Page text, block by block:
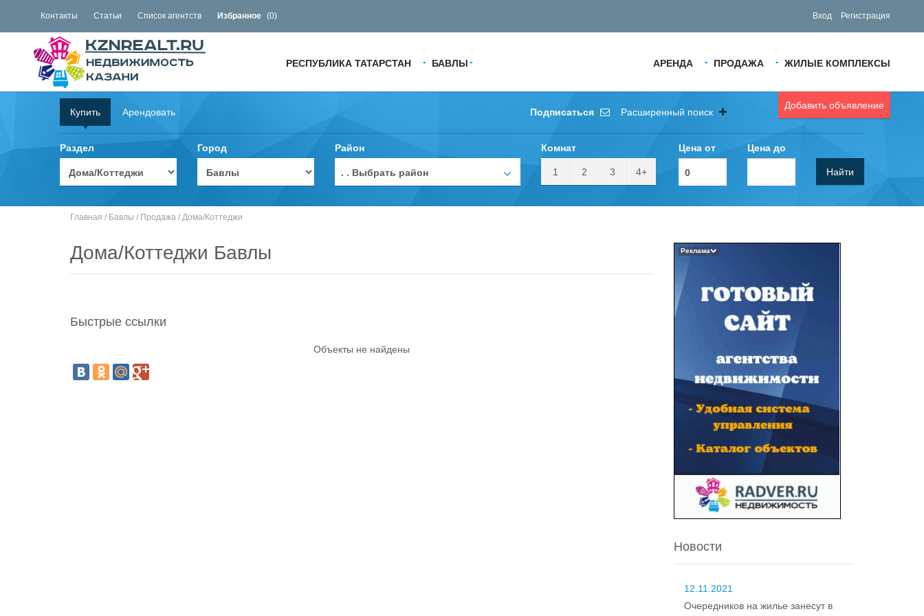
Контакты Статьи Список агентств Избранное (0) Вход Регистрация
АРЕНДА ПРОДАЖА ЖИЛЫЕ КОМПЛЕКСЫ
РЕСПУБЛИКА ТАТАРСТАН БАВЛЫ
Добавить объявление
Купить Арендовать Подписаться Расширенный поиск
Раздел Город Район
. . Выбрать район
Комнат
1 2 3 4+
Цена от Цена до
Найти
Главная / Бавлы / Продажа / Дома/Коттеджи
Дома/Коттеджи Бавлы
Быстрые ссылки
Объекты не найдены
Реклама
Новости
12.11.2021
Очередников на жилье занесут в